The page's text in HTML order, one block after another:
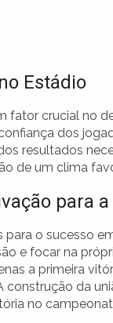
Estádio
fator crucial no
dos
resultados
de um clima
para a
o sucesso
e focar na
a primeira
construção da
no